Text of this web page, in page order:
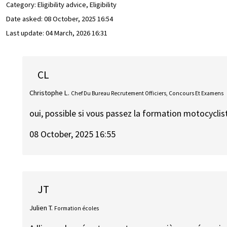
Category: Eligibility advice, Eligibility
Date asked: 08 October, 2025 16:54
Last update: 04 March, 2026 16:31
CL
Christophe L. Chef Du Bureau Recrutement Officiers, Concours Et Examens
oui, possible si vous passez la formation
08 October, 2025 16:55
JT
Julien T. Formation écoles